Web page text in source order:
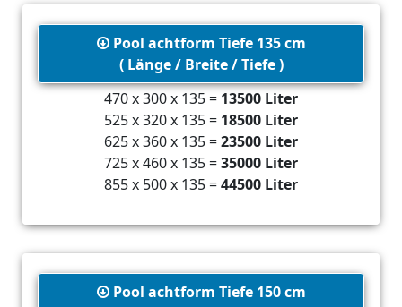
Pool achtform Tiefe 135 cm
( Länge / Breite / Tiefe )
470 x 300 x 135 = 13500 Liter
525 x 320 x 135 = 18500 Liter
625 x 360 x 135 =23500 Liter
725 x 460 x 135 =35000 Liter
855 x 500 x 135 =44500 Liter
Pool achtform Tiefe 150 cm